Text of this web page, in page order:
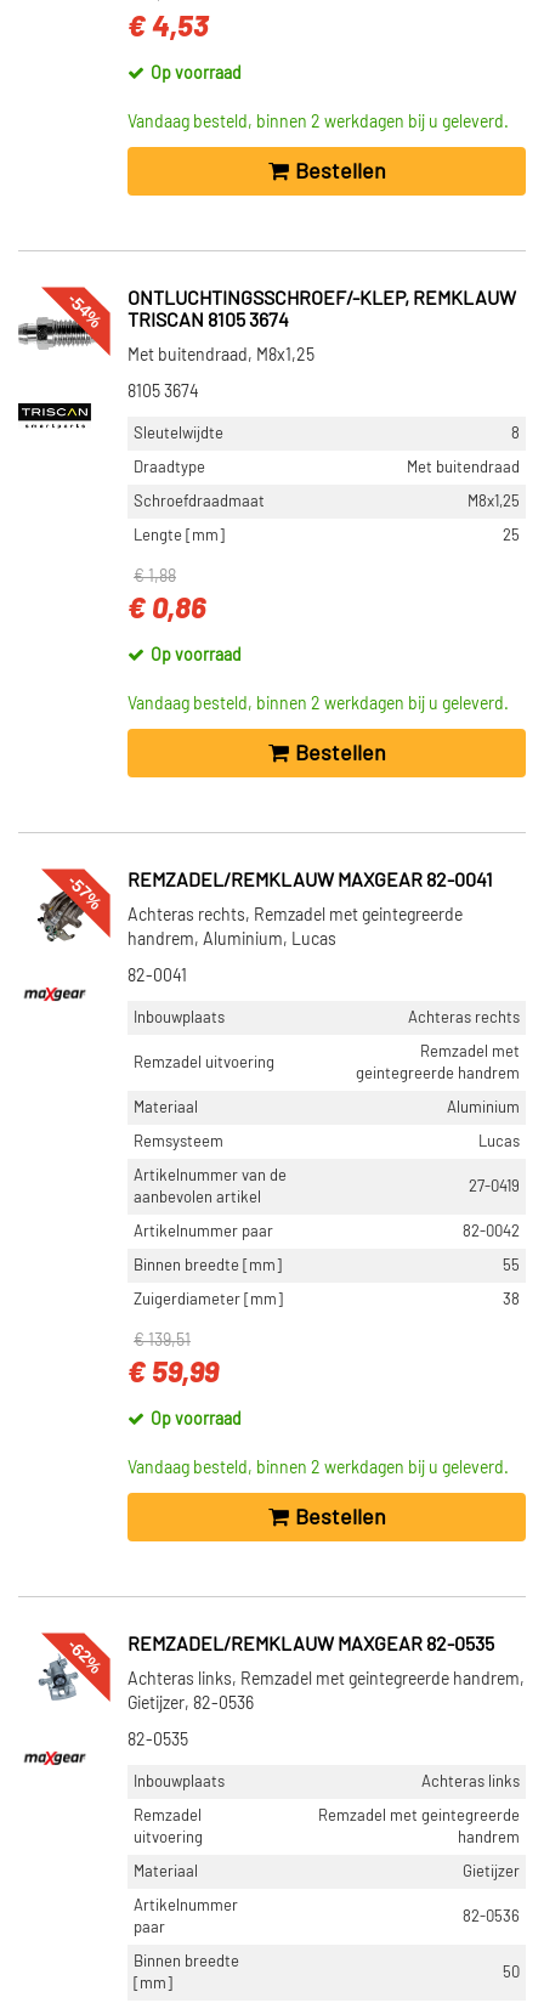
€ 4,53
Op voorraad
Vandaag besteld, binnen 2 werkdagen bij u geleverd.
Bestellen
-54%
ONTLUCHTINGSSCHROEF/-KLEP, REMKLAUW
TRISCAN 8105 3674
Met buitendraad, M8x1,25
8105 3674
Sleutelwijdte
8
Draadtype
Met buitendraad
Schroefdraadmaat
M8x1,25
Lengte [mm]
25
€ 1,88
€ 0,86
Op voorraad
Vandaag besteld, binnen 2 werkdagen bij u geleverd.
Bestellen
-57% REMZADEL/REMKLAUW MAXGEAR 82-0041
Achteras rechts, Remzadel met geintegreerde
handrem, Aluminium, Lucas
82-0041
Inbouwplaats Achteras rechts
Remzadel uitvoering
Remzadel met
geintegreerde handrem
Materiaal
Aluminium
Remsysteem
Lucas
Artikelnummer van de
aanbevolen artikel
27-0419
Artikelnummer paar
82-0042
Binnen breedte [mm]
55
Zuigerdiameter [mm]
38
€ 139,51
€ 59,99
Op voorraad
Vandaag besteld, binnen 2 werkdagen bij u geleverd.
Bestellen
-62% REMZADEL/REMKLAUW MAXGEAR 82-0535
Achteras links, Remzadel met geintegreerde handrem,
Gietijzer, 82-0536
82-0535
Inbouwplaats
Achteras links
Remzadel
uitvoering
Remzadel met geintegreerde
handrem
Materiaal
Gietijzer
Artikelnummer
paar
82-0536
Binnen breedte
[mm]
50